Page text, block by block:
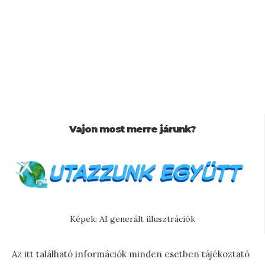
Vajon most merre járunk?
Képek: AI generált illusztrációk
Az itt található információk minden esetben tájékoztató